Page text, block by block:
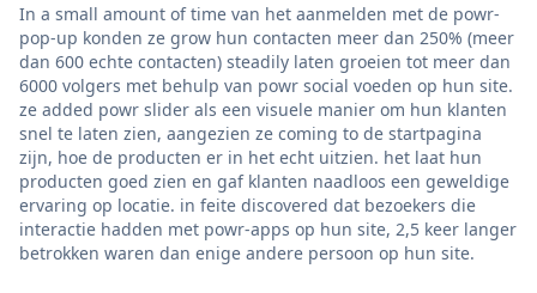
In a small amount of time van het aanmelden met de powr-
pop-up konden ze grow hun contacten meer dan 250% (meer
dan 600 echte contacten) steadily laten groeien tot meer dan
6000 volgers met behulp van powr social voeden op hun site.
ze added powr slider als een visuele manier om hun klanten
snel te laten zien, aangezien ze coming to de startpagina
zijn, hoe de producten er in het echt uitzien. het laat hun
producten goed zien en gaf klanten naadloos een geweldige
ervaring op locatie. in feite discovered dat bezoekers die
interactie hadden met powr-apps op hun site, 2,5 keer langer
betrokken waren dan enige andere persoon op hun site.